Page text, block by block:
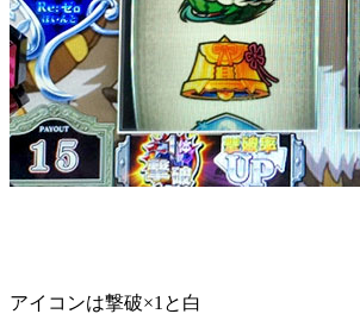
アイコンは撃破×1と白